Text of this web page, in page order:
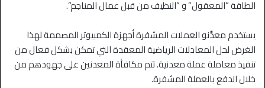
الطاقة ”المعقول” و ”النظيف من قبل عمال المناجم”.
يستخدم معدِّنو العملات المشفرة أجهزة الكمبيوتر المصممة لهذا
الغرض لحل المعادلات الرياضية المعقدة التي تمكن بشكل فعال من
تنفيذ معاملة عملة معدنية. تتم مكافأة المعدنين على جهودهم من
خلال الدفع بالعملة المشفرة.